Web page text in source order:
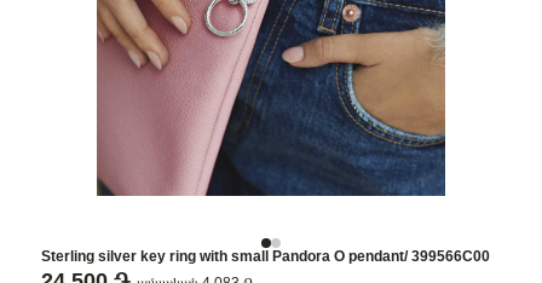
Sterling silver key ring with small Pandora O pendant/ 399566C00